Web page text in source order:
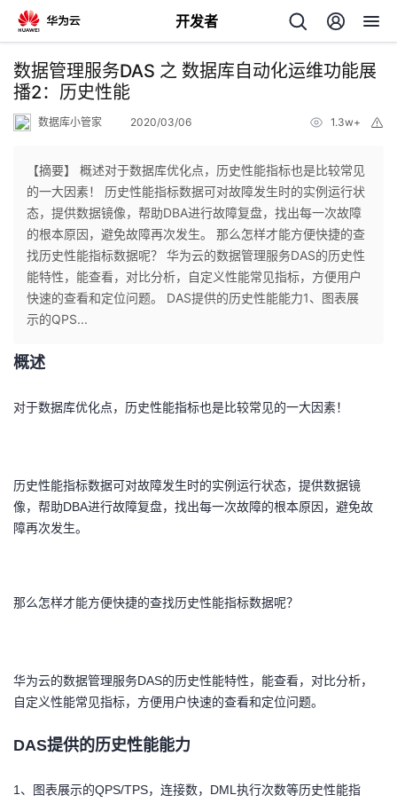
开发者
返
回
个
人
主
我
的
的
客
我
论
的
子
我
直
的
我
数据管理服务DAS 之 数据库自动化运维功能展
播2：历史性能
数据库小管家 2020/03/06 1.3w+
【摘要】 概述对于数据库优化点，历史性能指标也是比较常见
的一大因素！ 历史性能指标数据可对故障发生时的实例运行状
态，提供数据镜像，帮助DBA进行故障复盘，找出每一次故障
的根本原因，避免故障再次发生。 那么怎样才能方便快捷的查
找历史性能指标数据呢？ 华为云的数据管理服务DAS的历史性
能特性，能查看，对比分析，自定义性能常见指标，方便用户
快速的查看和定位问题。 DAS提供的历史性能能力1、图表展
示的QPS...
概述
对于数据库优化点，历史性能指标也是比较常见的一大因素！
历史性能指标数据可对故障发生时的实例运行状态，提供数据镜
像，帮助DBA进行故障复盘，找出每一次故障的根本原因，避免故
障再次发生。
那么怎样才能方便快捷的查找历史性能指标数据呢？
华为云的数据管理服务DAS的历史性能特性，能查看，对比分析，
自定义性能常见指标，方便用户快速的查看和定位问题。
DAS提供的历史性能能力
1、图表展示的QPS/TPS，连接数，DML执行次数等历史性能指